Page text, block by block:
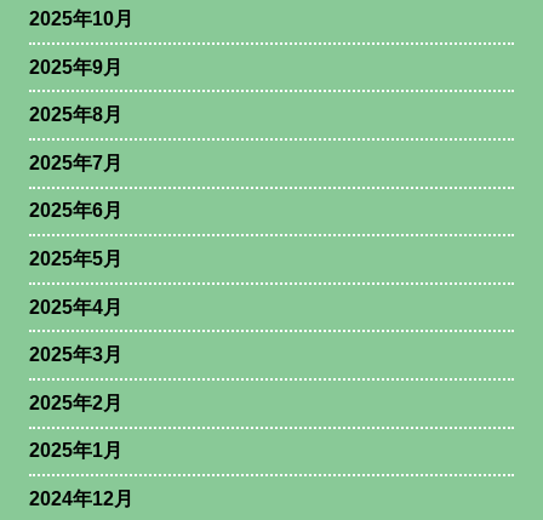
2025年10月
2025年9月
2025年8月
2025年7月
2025年6月
2025年5月
2025年4月
2025年3月
2025年2月
2025年1月
2024年12月